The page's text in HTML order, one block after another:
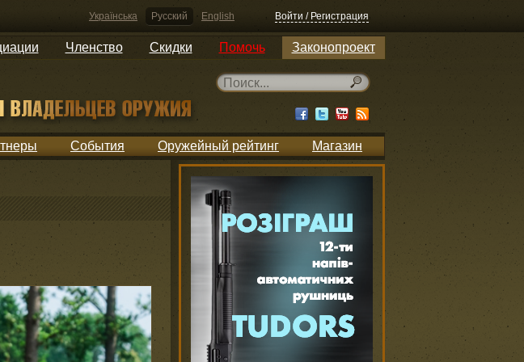
Українська Русский English Войти / Регистрация
Членство Скидки Помочь Законопроект
События Оружейный рейтинг Магазин